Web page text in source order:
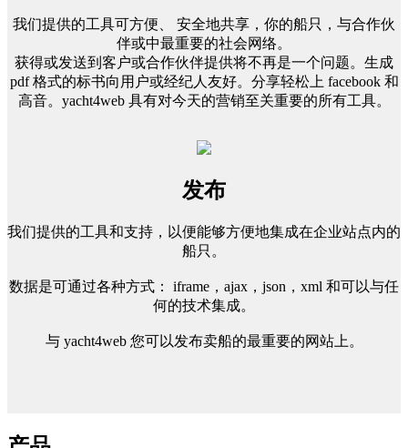
我们提供的工具可方便、 安全地共享，你的船只，与合作伙
伴或中最重要的社会网络。
获得或发送到客户或合作伙伴提供将不再是一个问题。生成
pdf 格式的标书向用户或经纪人友好。分享轻松上 facebook 和
高音。yacht4web 具有对今天的营销至关重要的所有工具。
发布
我们提供的工具和支持，以便能够方便地集成在企业站点内的
船只。
数据是可通过各种方式： iframe，ajax，json，xml 和可以与任
何的技术集成。
与 yacht4web 您可以发布卖船的最重要的网站上。